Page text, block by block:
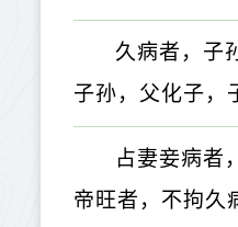
久病者，子
子孙，父化子，
占妻妾病者
帝旺者，不拘久